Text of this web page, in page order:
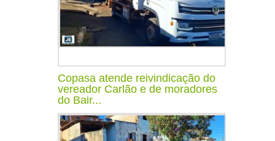
Copasa atende reivindicação do
vereador Carlão e de moradores
do Bair...